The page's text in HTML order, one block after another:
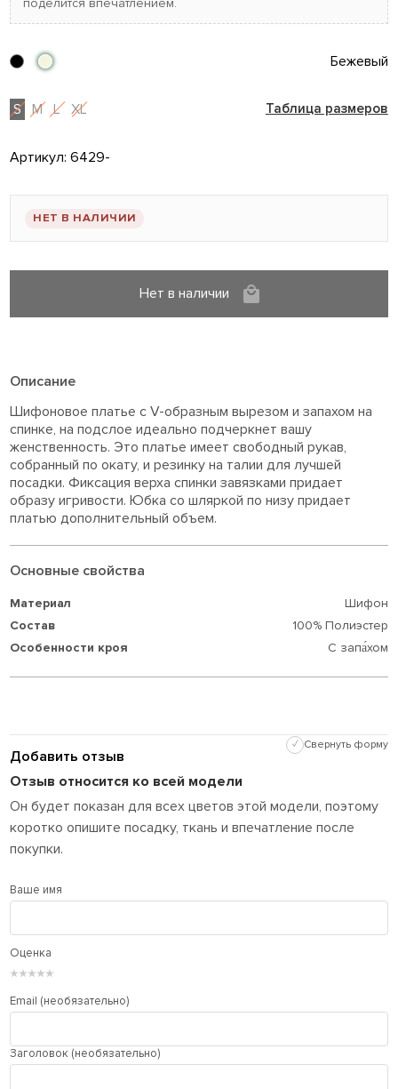
поделится впечатлением.
Бежевый
S M L XL Таблица размеров
Артикул:6429-
НЕТ В НАЛИЧИИ
Нет в наличии
Описание
Шифоновое платье с V-образным вырезом и запахом на
спинке, на подслое идеально подчеркнет вашу
женственность. Это платье имеет свободный рукав,
собранный по окату, и резинку на талии для лучшей
посадки. Фиксация верха спинки завязками придает
образу игривости. Юбка со шляркой по низу придает
платью дополнительный объем.
Основные свойства
Материал
Шифон
Состав
100% Полиэстер
Особенности кроя
С запа́хом
Добавить отзыв
✓ Свернуть форму
Отзыв относится ко всей модели
Он будет показан для всех цветов этой модели, поэтому
коротко опишите посадку, ткань и впечатление после
покупки.
Ваше имя
Оценка
★
★
★
★
★
Email (необязательно)
Заголовок (необязательно)